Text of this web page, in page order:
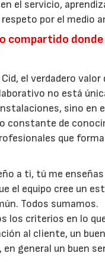
el servicio,
por el medio
compartido
el verdadero valor
no está
sino en
constante de
que
a ti, tú me enseñas
el equipo cree un
Todos sumamos.
los criterios en lo
al cliente, un
general un buen